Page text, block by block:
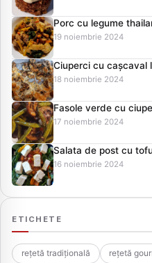
Porc cu legume
19 noiembrie 2024
Ciuperci cu cașcaval
18 noiembrie 2024
Fasole verde cu
17 noiembrie 2024
Salata de post cu
16 noiembrie 2024
ETICHETE
rețetă tradițională rețetă